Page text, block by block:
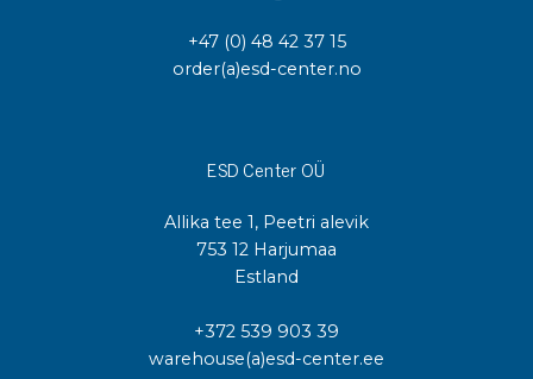
+47 (0) 48 42 37 15
order(a)esd-center.no
ESD Center OÜ
Allika tee 1, Peetri alevik
753 12 Harjumaa
Estland
+372 539 903 39
warehouse(a)esd-center.ee